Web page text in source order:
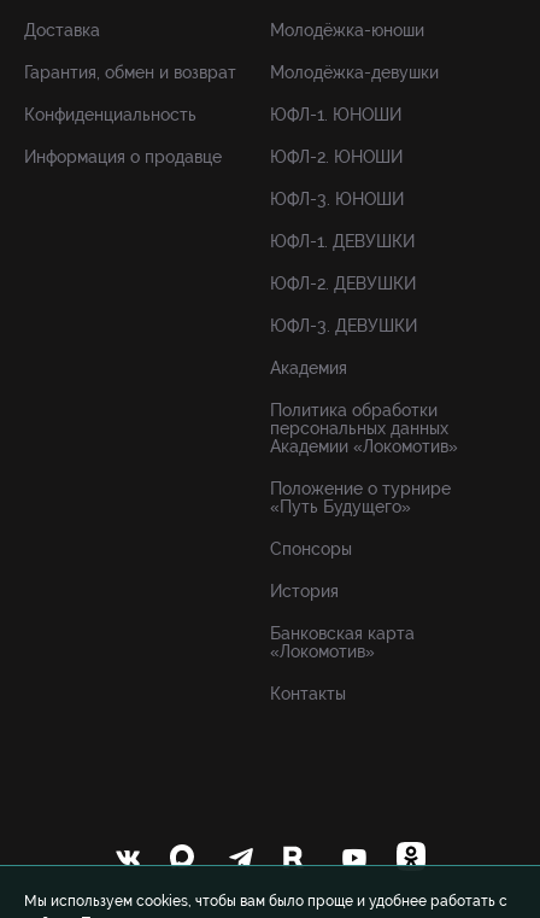
Мы используем cookies, чтобы вам было проще и удобнее работать с
Доставка
Гарантия, обмен и возврат
Конфиденциальность
Информация о продавце
Молодёжка-юноши
Молодёжка-девушки
ЮФЛ-1. ЮНОШИ
ЮФЛ-2. ЮНОШИ
ЮФЛ-3. ЮНОШИ
ЮФЛ-1. ДЕВУШКИ
ЮФЛ-2. ДЕВУШКИ
ЮФЛ-3. ДЕВУШКИ
Академия
Политика обработки
персональных данных
Академии «Локомотив»
Положение о турнире
«Путь Будущего»
Спонсоры
История
Банковская карта
«Локомотив»
Контакты